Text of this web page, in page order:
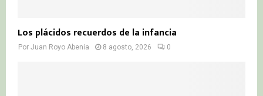
Los plácidos recuerdos de la infancia
Por Juan Royo Abenia 8 agosto, 2026 0